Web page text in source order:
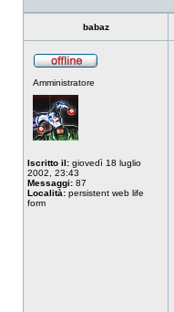
babaz
Amministratore
Iscritto il: giovedì 18 luglio
2002, 23:43
Messaggi: 87
Località: persistent web life
form